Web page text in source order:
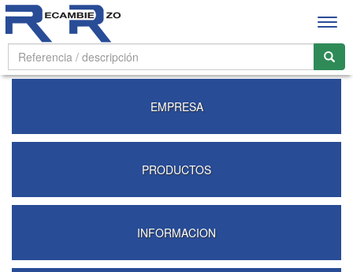
Abrir
EMPRESA
PRODUCTOS
INFORMACION